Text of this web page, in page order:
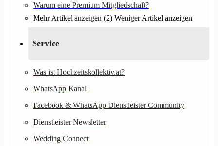
Warum eine Premium Mitgliedschaft?
Mehr Artikel anzeigen (2) Weniger Artikel anzeigen
Service
Was ist Hochzeitskollektiv.at?
WhatsApp Kanal
Facebook & WhatsApp Dienstleister Community
Dienstleister Newsletter
Wedding Connect